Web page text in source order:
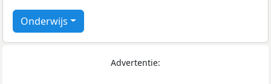
Onderwijs
Advertentie: